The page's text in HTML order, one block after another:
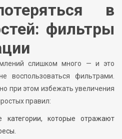
в
фильтры
слишком много — и это
воспользоваться фильтрами.
при этом избежать увеличения
правил:
категории, которые отражают